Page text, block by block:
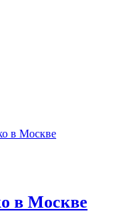
в Москве
в Москве